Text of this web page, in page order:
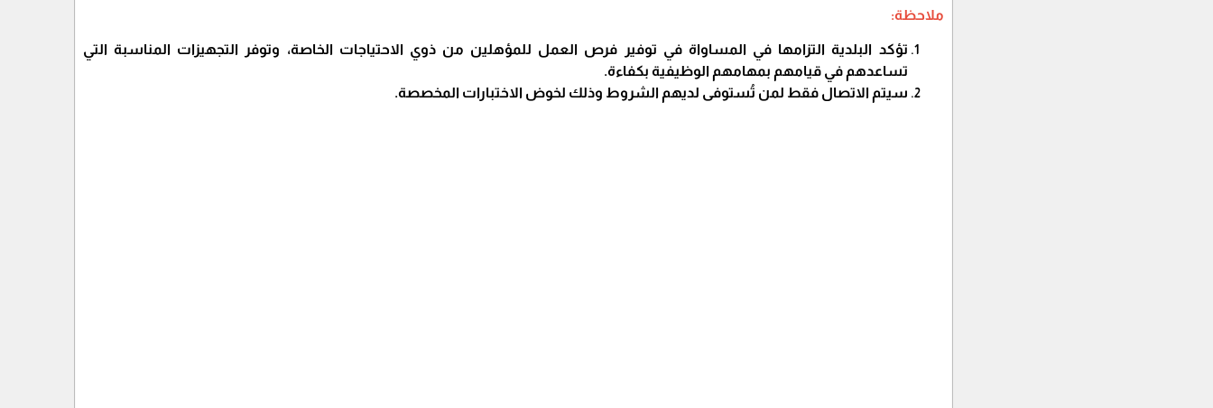
ملاحظة:
تؤكد البلدية التزامها في المساواة في توفير فرص العمل للمؤهلين من ذوي الاحتياجات الخاصة، وتوفر التجهيزات المناسبة التي
تساعدهم في قيامهم بمهامهم الوظيفية بكفاءة.
سيتم الاتصال فقط لمن تُستوفى لديهم الشروط وذلك لخوض الاختبارات المخصصة.